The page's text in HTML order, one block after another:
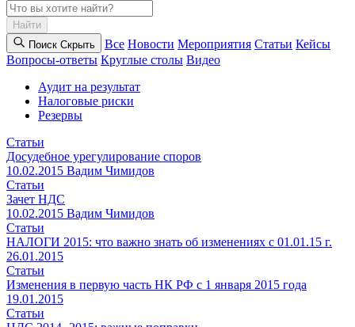
Найти
Поиск Cкрыть Все Новости Мероприятия Статьи Кейсы
Вопросы-ответы Круглые столы Видео
Аудит на результат
Налоговые риски
Резервы
Статьи
Досудебное урегулирование споров
10.02.2015 Вадим Чимидов
Статьи
Зачет НДС
10.02.2015 Вадим Чимидов
Статьи
НАЛОГИ 2015: что важно знать об изменениях с 01.01.15 г.
26.01.2015
Статьи
Изменения в первую часть НК РФ с 1 января 2015 года
19.01.2015
Статьи